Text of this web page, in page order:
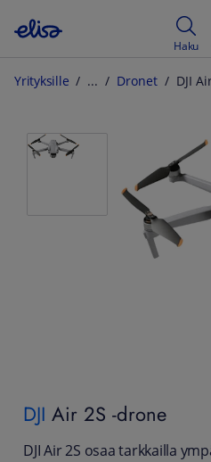
Haku
Yrityksille Dronet DJI
DJI Air 2S -drone
DJI Air 2S osaa tarkkailla